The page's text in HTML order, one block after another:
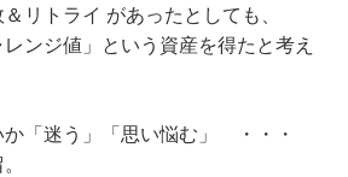
リトライ があったとしても、
レンジ値」という資産を得たと考え
か「迷う」「思い悩む」 ・・・